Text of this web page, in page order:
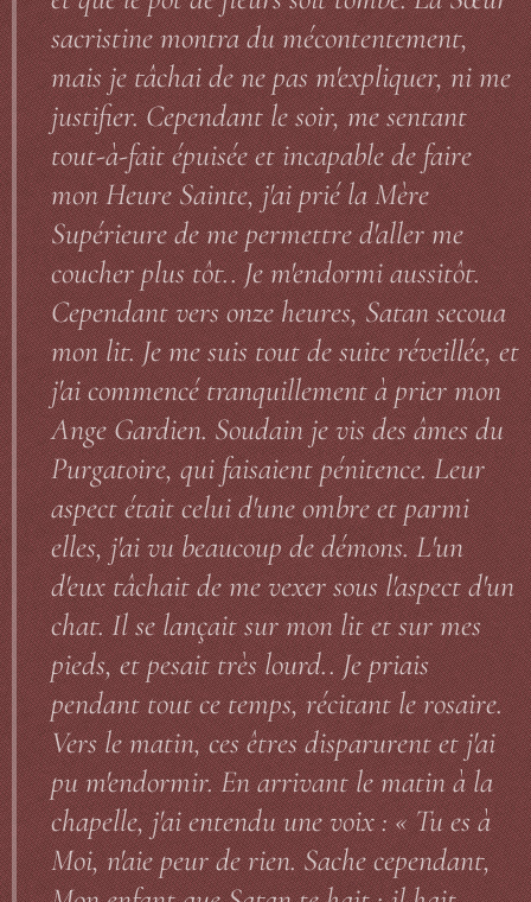
sacristine montra du mécontentement,
mais je tâchai de ne pas m'expliquer, ni me
justifier. Cependant le soir, me sentant
tout-à-fait épuisée et incapable de faire
mon Heure Sainte, j'ai prié la Mère
Supérieure de me permettre d'aller me
coucher plus tôt.. Je m'endormi aussitôt.
Cependant vers onze heures, Satan secoua
mon lit. Je me suis tout de suite réveillée, et
j'ai commencé tranquillement à prier mon
Ange Gardien. Soudain je vis des âmes du
Purgatoire, qui faisaient pénitence. Leur
aspect était celui d'une ombre et parmi
elles, j'ai vu beaucoup de démons. L'un
d'eux tâchait de me vexer sous l'aspect d'un
chat. Il se lançait sur mon lit et sur mes
pieds, et pesait très lourd.. Je priais
pendant tout ce temps, récitant le rosaire.
Vers le matin, ces êtres disparurent et j'ai
pu m'endormir. En arrivant le matin à la
chapelle, j'ai entendu une voix : « Tu es à
Moi, n'aie peur de rien. Sache cependant,